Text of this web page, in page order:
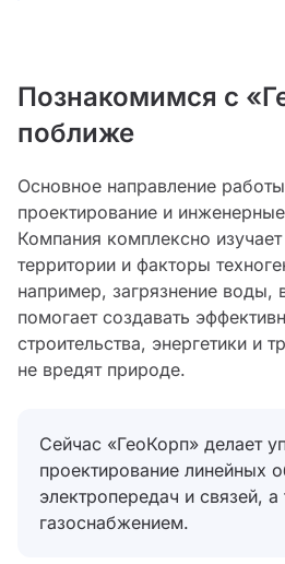
Познакомимся с
поближе
Основное направление
проектирование и
Компания комплексно
территории и факторы
например, загрязнение воды,
помогает создавать
строительства, энергетики и
не вредят природе.
Сейчас «ГеоКорп» делает
проектирование линейных
электропередач и связей,
газоснабжением.